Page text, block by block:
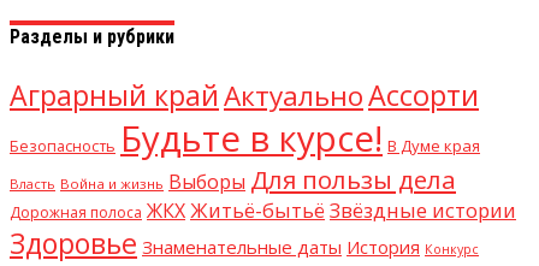
Разделы и рубрики
Аграрный крайАктуальноАссорти
Безопасность Будьте в курсе! В Думе края
Власть Война и жизнь Выборы Для пользы дела
Дорожная полоса ЖКХЖитьё-бытьё Звёздные истории
Здоровье Знаменательные даты История Конкурс